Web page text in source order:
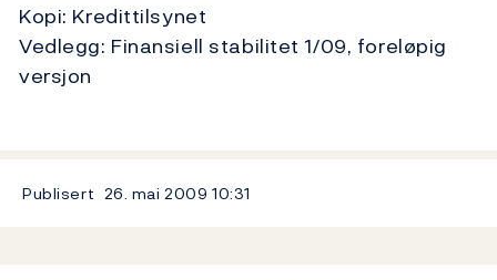
Kopi: Kredittilsynet
Vedlegg: Finansiell stabilitet 1/09, foreløpig
versjon
Publisert 26. mai 2009 10:31